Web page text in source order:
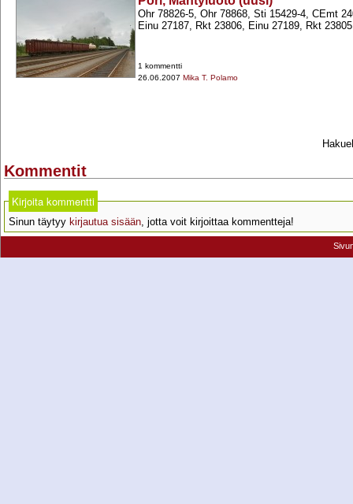
Ohr 78826-​5, Ohr 78868, Sti 15429-​4, CEmt
Einu 27187, Rkt 23806, Einu 27189, Rkt
1 kommentti
26.06.2007 Mika T. Polamo
Kommentit
Kirjoita kommentti
Sinun täytyy kirjautua sisään, jotta voit kirjoittaa kommentteja!